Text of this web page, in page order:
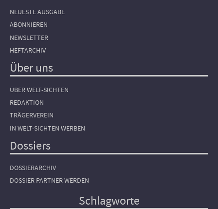
NEUESTE AUSGABE
ABONNIEREN
NEWSLETTER
HEFTARCHIV
Über uns
ÜBER WELT-SICHTEN
REDAKTION
TRÄGERVEREIN
IN WELT-SICHTEN WERBEN
Dossiers
DOSSIERARCHIV
DOSSIER-PARTNER WERDEN
Schlagworte